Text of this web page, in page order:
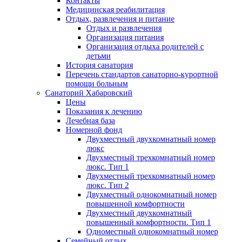
Медицинская реабилитация
Отдых, развлечения и питание
Отдых и развлечения
Организация питания
Организация отдыха родителей с
детьми
История санатория
Перечень стандартов санаторно-курортной
помощи больным
Санаторий Хабаровский
Цены
Показания к лечению
Лечебная база
Номерной фонд
Двухместный двухкомнатный номер
люкс
Двухместный трехкомнатный номер
люкс. Тип 1
Двухместный трехкомнатный номер
люкс. Тип 2
Двухместный однокомнатный номер
повышенной комфортности
Двухместный двухкомнатный
повышенный комфортности. Тип 1
Одноместный однокомнатный номер